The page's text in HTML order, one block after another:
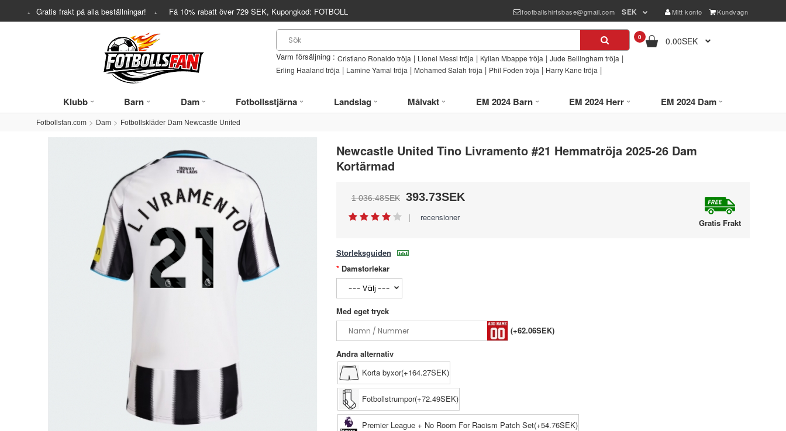
Gratis frakt på alla beställningar! Få 10% rabatt över729 SEK, Kupongkod: FOTBOLL footballshirtsbase@gmail.com SEK Mitt konto Kundvagn
Varm försäljning : Cristiano Ronaldo tröja | Lionel Messi tröja | Kylian Mbappe tröja | Jude Bellingham tröja |
Erling Haaland tröja | Lamine Yamal tröja | Mohamed Salah tröja | Phil Foden tröja | Harry Kane tröja |
0 0.00SEK
Klubb Barn Dam Fotbollsstjärna Landslag Målvakt EM 2024 Barn EM 2024 Herr EM 2024 Dam
Fotbollsfan.com Dam Fotbollskläder Dam Newcastle United
Newcastle United Tino Livramento #21 Hemmatröja 2025-26 Dam
Kortärmad
1 036.48SEK 393.73SEK
| recensioner
Gratis Frakt
Storleksguiden
Damstorlekar
Med eget tryck
(+62.06SEK)
Andra alternativ
Korta byxor(+164.27SEK)
Fotbollstrumpor(+72.49SEK)
Premier League + No Room For Racism Patch Set(+54.76SEK)